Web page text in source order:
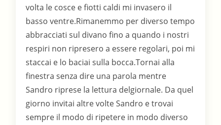
volta le cosce e fiotti caldi mi invasero il
basso ventre.Rimanemmo per diverso tempo
abbracciati sul divano fino a quando i nostri
respiri non ripresero a essere regolari, poi mi
staccai e lo baciai sulla bocca.Tornai alla
finestra senza dire una parola mentre
Sandro riprese la lettura delgiornale. Da quel
giorno invitai altre volte Sandro e trovai
sempre il modo di ripetere in modo diverso